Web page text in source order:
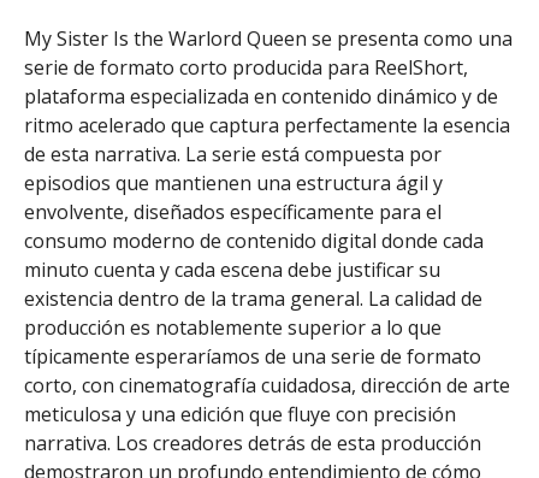
My Sister Is the Warlord Queen se presenta como una
serie de formato corto producida para ReelShort,
plataforma especializada en contenido dinámico y de
ritmo acelerado que captura perfectamente la esencia
de esta narrativa. La serie está compuesta por
episodios que mantienen una estructura ágil y
envolvente, diseñados específicamente para el
consumo moderno de contenido digital donde cada
minuto cuenta y cada escena debe justificar su
existencia dentro de la trama general. La calidad de
producción es notablemente superior a lo que
típicamente esperaríamos de una serie de formato
corto, con cinematografía cuidadosa, dirección de arte
meticulosa y una edición que fluye con precisión
narrativa. Los creadores detrás de esta producción
demostraron un profundo entendimiento de cómo